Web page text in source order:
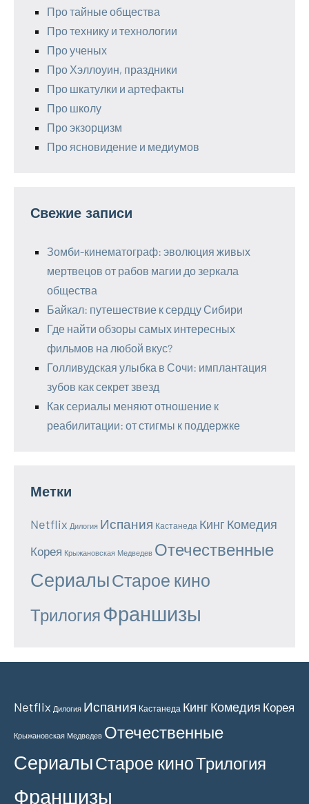
Про тайные общества
Про технику и технологии
Про ученых
Про Хэллоуин, праздники
Про шкатулки и артефакты
Про школу
Про экзорцизм
Про ясновидение и медиумов
Свежие записи
Зомби-кинематограф: эволюция живых
мертвецов от рабов магии до зеркала
общества
Байкал: путешествие к сердцу Сибири
Где найти обзоры самых интересных
фильмов на любой вкус?
Голливудская улыбка в Сочи: имплантация
зубов как секрет звезд
Как сериалы меняют отношение к
реабилитации: от стигмы к поддержке
Метки
Netflix Дилогия Испания Кастанеда Кинг Комедия
Корея Крыжановская Медведев Отечественные
СериалыСтарое кино
ТрилогияФраншизы
Netflix Дилогия Испания Кастанеда Кинг Комедия Корея
Крыжановская Медведев Отечественные
СериалыСтарое киноТрилогия
Франшизы